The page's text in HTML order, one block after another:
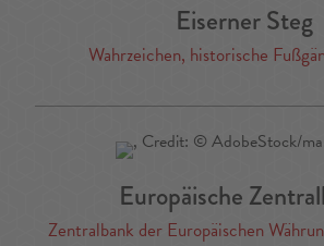
Eiserner Steg
Wahrzeichen, historische
Europäische
Zentralbank der Europäischen